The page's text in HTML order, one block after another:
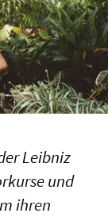
Leibniz
und
ihren